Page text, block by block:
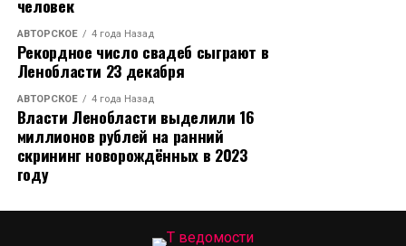
человек
АВТОРСКОЕ 4 года Назад
Рекордное число свадеб сыграют в
Ленобласти 23 декабря
АВТОРСКОЕ 4 года Назад
Власти Ленобласти выделили 16
миллионов рублей на ранний
скрининг новорождённых в 2023
году